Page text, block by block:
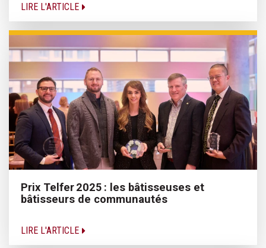
LIRE L'ARTICLE
Prix Telfer 2025 : les bâtisseuses et
bâtisseurs de communautés
LIRE L'ARTICLE